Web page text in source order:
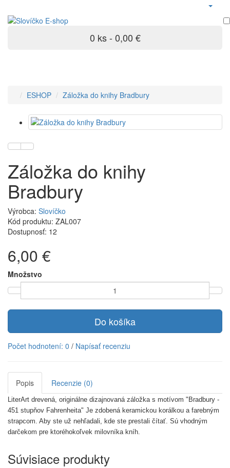
0 ks - 0,00 €
ESHOP Záložka do knihy Bradbury
Záložka do knihy
Bradbury
Výrobca: Slovíčko
Kód produktu: ZAL007
Dostupnosť: 12
6,00 €
Množstvo
Do košíka
Počet hodnotení: 0 / Napísať recenziu
Popis Recenzie (0)
LiterArt drevená, originálne dizajnovaná záložka s motívom "Bradbury -
451 stupňov Fahrenheita" Je zdobená keramickou korálkou a farebným
strapcom. Aby ste už nehľadali, kde ste prestali čítať. Sú vhodným
darčekom pre ktoréhokoľvek milovníka kníh.
Súvisiace produkty